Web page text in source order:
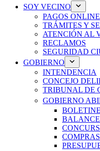
SOY VECINO
PAGOS ONLINE
TRÁMITES Y
ATENCIÓN AL
RECLAMOS
SEGURIDAD
GOBIERNO
INTENDENCIA
CONCEJO
TRIBUNAL DE
GOBIERNO